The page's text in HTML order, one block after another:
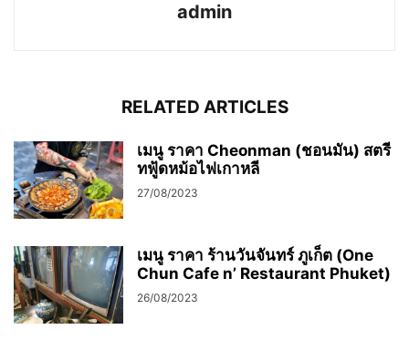
admin
RELATED ARTICLES
เมนู ราคา Cheonman (ชอนมัน) สตรี
ทฟู้ดหม้อไฟเกาหลี
27/08/2023
เมนู ราคา ร้านวันจันทร์ ภูเก็ต (One
Chun Cafe n’ Restaurant Phuket)
26/08/2023